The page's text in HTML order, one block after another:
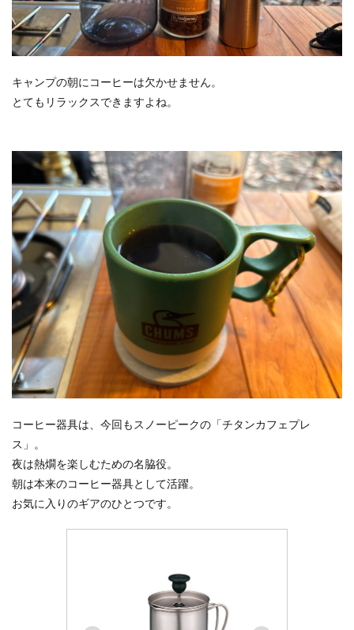
キャンプの朝にコーヒーは欠かせません。
とてもリラックスできますよね。
コーヒー器具は、今回もスノーピークの「チタンカフェプレ
ス」。
夜は熱燗を楽しむための名脇役。
朝は本来のコーヒー器具として活躍。
お気に入りのギアのひとつです。